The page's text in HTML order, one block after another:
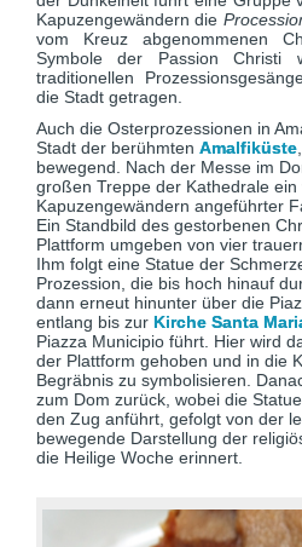
Kapuzengewändern die
vom Kreuz abgenommenen
Symbole der Passion Christi
traditionellen
die Stadt getragen.
Auch die Osterprozessionen in
Stadt der berühmten Amalfiküste
bewegend. Nach der Messe im
großen Treppe der Kathedrale
Kapuzengewändern angeführter
Ein Standbild des gestorbenen
Plattform umgeben von vier
Ihm folgt eine Statue der
Prozession, die bis hoch hinauf
dann erneut hinunter über die
entlang bis zur Kirche Santa
Piazza Municipio führt. Hier wird
der Plattform gehoben und in die
Begräbnis zu symbolisieren.
zum Dom zurück, wobei die
den Zug anführt, gefolgt von der
bewegende Darstellung der
die Heilige Woche erinnert.